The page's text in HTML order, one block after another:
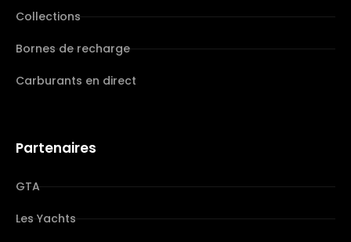
Collections
Bornes de recharge
Carburants en direct
Partenaires
GTA
Les Yachts